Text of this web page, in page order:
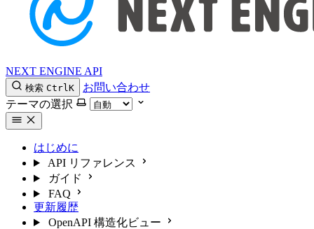
NEXT ENGINE API
検索 CtrlK
お問い合わせ
テーマの選択
はじめに
API リファレンス
ガイド
FAQ
更新履歴
OpenAPI 構造化ビュー